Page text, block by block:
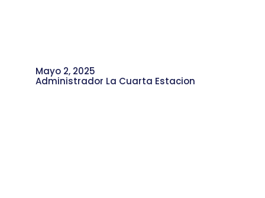
Mayo 2, 2025
Administrador La Cuarta Estacion